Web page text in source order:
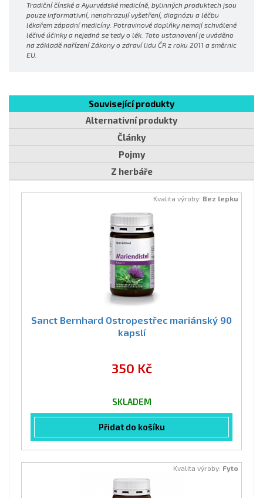
Tradiční čínské a Ayurvédské medicíně, bylinných produktech jsou
pouze informativní, nenahrazují vyšetření, diagnózu a léčbu
lékařem západní medicíny. Potravinové doplňky nemají schválené
léčivé účinky a nejedná se tedy o lék. Toto ustanovení je uváděno
na základě nařízení Zákony o zdraví lidu ČR z roku 2011 a směrnic
EU.
Související produkty
Alternativní produkty
Články
Pojmy
Z herbáře
Kvalita výroby: Bez lepku
Sanct Bernhard Ostropestřec mariánský 90
kapslí
350 Kč
SKLADEM
Přidat do košíku
Kvalita výroby: Fyto